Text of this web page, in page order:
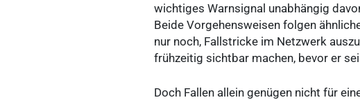
wichtiges Warnsignal unabhängig
Beide Vorgehensweisen folgen
nur noch, Fallstricke im Netzwerk
frühzeitig sichtbar machen, bevor er
Doch Fallen allein genügen nicht für